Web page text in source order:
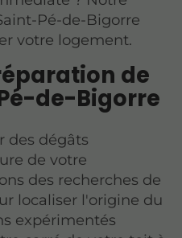
Pé-de-Bigorre
votre logement.
de
de-Bigorre
des dégâts
de votre
des recherches de
localiser l'origine du
expérimentés